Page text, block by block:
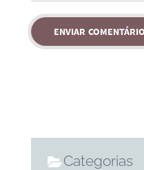
Categorias